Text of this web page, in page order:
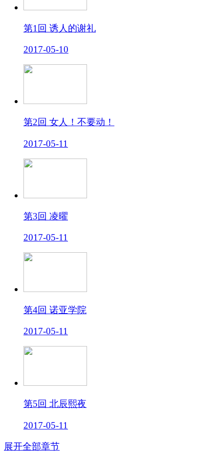
第1回 诱人的谢礼
2017-05-10
第2回 女人！不要动！
2017-05-11
第3回 凌曜
2017-05-11
第4回 诺亚学院
2017-05-11
第5回 北辰熙夜
2017-05-11
展开全部章节